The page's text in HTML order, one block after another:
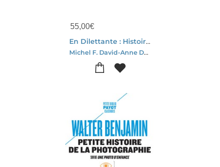
55,00€
En Dilettante : Histoire Et Petites Histoires De La Photographie Amateur
Michel F. David-Anne Delrez-Adeline Rossion